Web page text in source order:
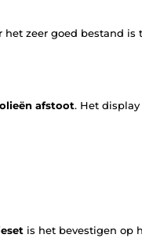
het zeer goed bestand
afstoot. Het
is het bevestigen op